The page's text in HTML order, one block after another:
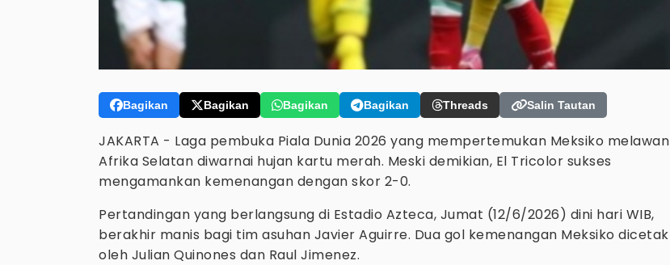
Bagikan Bagikan Bagikan Bagikan Threads Salin Tautan
JAKARTA - Laga pembuka Piala Dunia 2026 yang mempertemukan Meksiko melawan
Afrika Selatan diwarnai hujan kartu merah. Meski demikian, El Tricolor sukses
mengamankan kemenangan dengan skor 2-0.
Pertandingan yang berlangsung di Estadio Azteca, Jumat (12/6/2026) dini hari WIB,
berakhir manis bagi tim asuhan Javier Aguirre. Dua gol kemenangan Meksiko dicetak
oleh Julian Quinones dan Raul Jimenez.